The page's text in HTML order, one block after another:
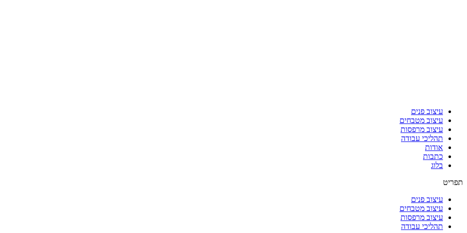
עיצוב פנים
עיצוב מטבחים
עיצוב מרפסות
תהליכי עבודה
אודות
כתבות
בלוג
תפריט
עיצוב פנים
עיצוב מטבחים
עיצוב מרפסות
תהליכי עבודה